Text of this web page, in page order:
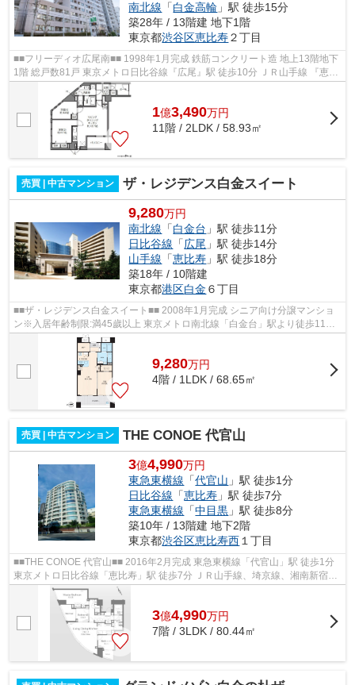
南北線 「白金高輪 」駅 徒歩15分
築28年 / 13階建 地下1階
東京都渋谷区恵比寿２丁目
■■フリーディオ広尾南■■ 1998年1月完成 鉄筋コンクリート造 地上13階地下
1階 総戸数81戸 東京メトロ日比谷線『広尾』駅 徒歩10分 ＪＲ山手線 『恵比
寿』 駅 徒歩14分 東京メトロ南北...
1億3,490万円
11階 / 2LDK / 58.93㎡
売買 | 中古マンション ザ・レジデンス白金スイート
9,280万円
南北線 「白金台 」駅 徒歩11分
日比谷線 「広尾 」駅 徒歩14分
山手線 「恵比寿 」駅 徒歩18分
築18年 / 10階建
東京都港区白金 ６丁目
■■ザ・レジデンス白金スイート■■ 2008年1月完成 シニア向け分譲マンショ
ン※入居年齢制限:満45歲以上 東京メトロ南北線「白金台」駅より徒歩11分
安心24時間管理 スタッフ・看護師...
9,280万円
4階 / 1LDK / 68.65㎡
売買 | 中古マンション THE CONOE 代官山
3億4,990万円
東急東横線 「代官山 」駅 徒歩1分
日比谷線 「恵比寿 」駅 徒歩7分
東急東横線 「中目黒 」駅 徒歩8分
築10年 / 13階建 地下2階
東京都渋谷区恵比寿西 １丁目
■■THE CONOE 代官山■■ 2016年2月完成 東急東横線「代官山」駅 徒歩1分
東京メトロ日比谷線「恵比寿」駅 徒歩7分 ＪＲ山手線、埼京線、湘南新宿ラ
イン「恵比寿」駅 徒歩11分 管理体...
3億4,990万円
7階 / 3LDK / 80.44㎡